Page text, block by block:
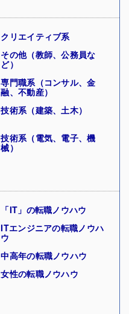
クリエイティブ系
その他（教師、公務員な
ど）
専門職系（コンサル、金
融、不動産）
技術系（建築、土木）
技術系（電気、電子、機
械）
「IT」の転職ノウハウ
ITエンジニアの転職ノウハ
ウ
中高年の転職ノウハウ
女性の転職ノウハウ